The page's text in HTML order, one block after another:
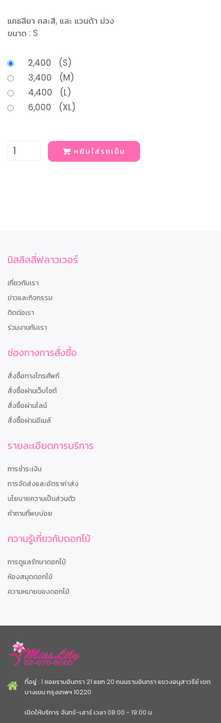
แคธลียา คละสี, และ แวนด้า ม่วง
ขนาด : S
2,400 (S)
3,400 (M)
4,400 (L)
6,000 (XL)
หยิบใส่รถเข็น
มิสลิลลี่ฟลาวเวอร์
เกี่ยวกับเรา
ข่าวและกิจกรรม
ติดต่อเรา
ร่วมงานกับเรา
ช่องทางการสั่งซื้อ
สั่งซื้อทางโทรศัพท์
สั่งซื้อผ่านเว็บไซต์
สั่งซื้อผ่านไลน์
สั่งซื้อผ่านอีเมล์
รายละเอียดการบริการ
การชำระเงิน
การจัดส่งและอัตราค่าส่ง
นโยบายความเป็นส่วนตัว
คำถามที่พบบ่อย
ความรู้เกี่ยวกับดอกไม้
การดูแลรักษาดอกไม้
ห้องสมุดดอกไม้
ความหมายของดอกไม้
ที่อยู่ : 1 ซอยรามอินทรา 21 แยก 20 ถนนรามอินทรา แขวงอนุสาวรีย์ เขต
บางเขน กรุงเทพฯ 10220
เปิดให้บริการ จันทร์-เสาร์ เวลา 08:00 - 19:00 น.